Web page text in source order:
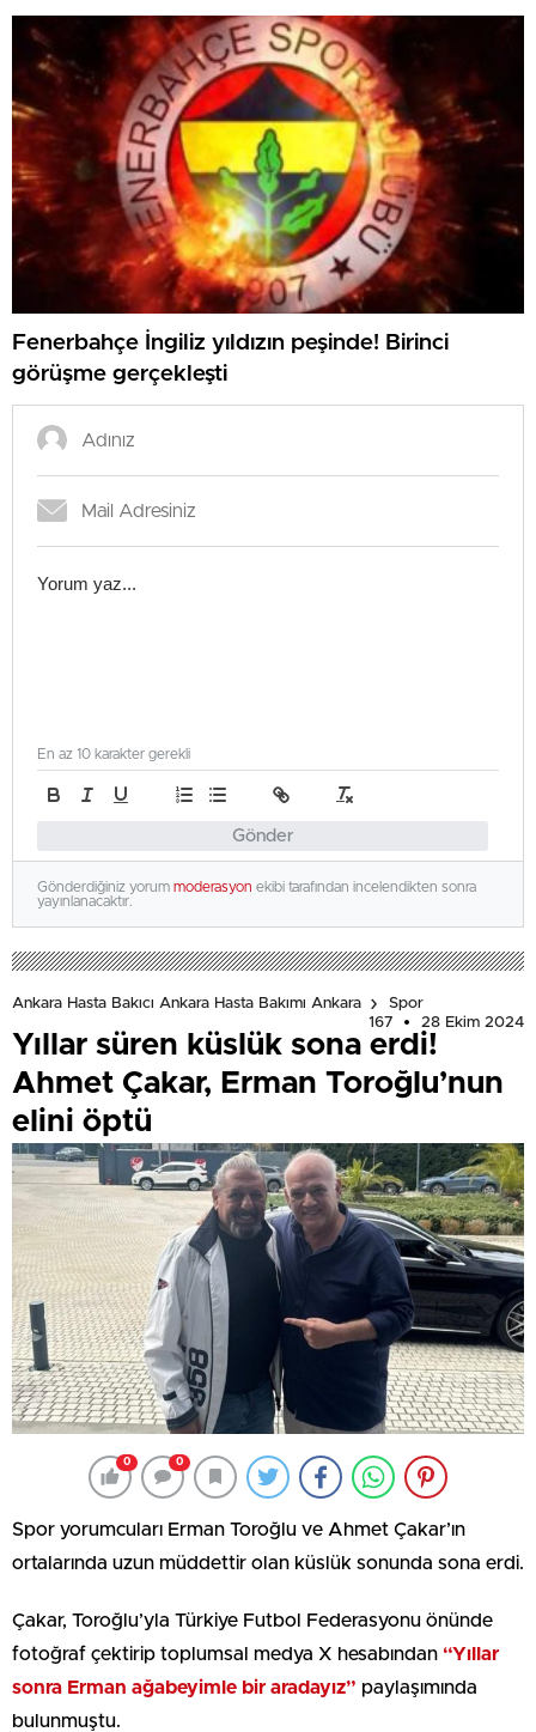
Fenerbahçe İngiliz yıldızın peşinde! Birinci
görüşme gerçekleşti
Gönder
En az 10 karakter gerekli
Gönderdiğiniz yorum moderasyon ekibi tarafından incelendikten sonra
yayınlanacaktır.
Ankara Hasta Bakıcı Ankara Hasta Bakımı Ankara
Spor
167
28 Ekim 2024
Yıllar süren küslük sona erdi!
Ahmet Çakar, Erman Toroğlu’nun
elini öptü
0 0
Spor yorumcuları Erman Toroğlu ve Ahmet Çakar’ın
ortalarında uzun müddettir olan küslük sonunda sona erdi.
Çakar, Toroğlu’yla Türkiye Futbol Federasyonu önünde
fotoğraf çektirip toplumsal medya X hesabından “Yıllar
sonra Erman ağabeyimle bir aradayız” paylaşımında
bulunmuştu.